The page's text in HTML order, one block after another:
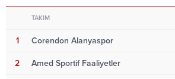
TAKIM
1 Corendon Alanyaspor
2 Amed Sportif Faaliyetler